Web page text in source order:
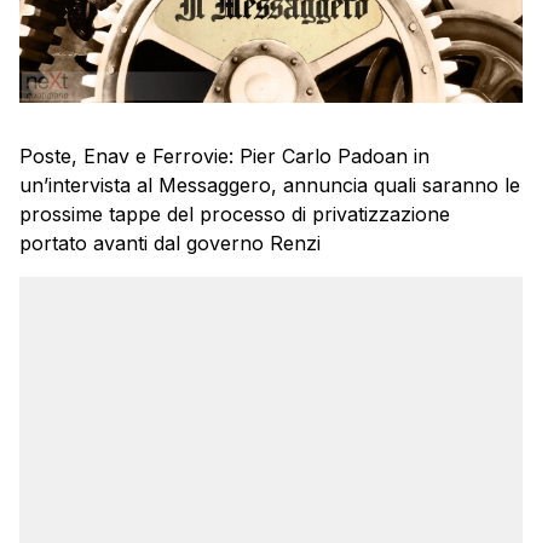
Poste, Enav e Ferrovie: Pier Carlo Padoan in
un’intervista al Messaggero, annuncia quali saranno le
prossime tappe del processo di privatizzazione
portato avanti dal governo Renzi